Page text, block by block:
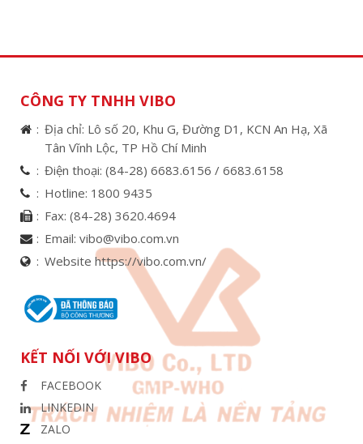
CÔNG TY TNHH VIBO
Địa chỉ: Lô số 20, Khu G, Đường D1, KCN An Hạ, Xã
Tân Vĩnh Lộc, TP Hồ Chí Minh
Điện thoại: (84-28) 6683.6156 / 6683.6158
Hotline: 1800 9435
Fax: (84-28) 3620.4694
Email: vibo@vibo.com.vn
Website https://vibo.com.vn/
KẾT NỐI VỚI VIBO
FACEBOOK
LINKEDIN
ZALO